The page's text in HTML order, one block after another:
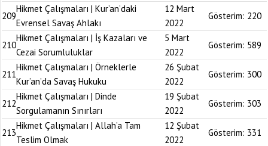
209
Hikmet Çalışmaları | Kur’an’daki
Evrensel Savaş Ahlakı
12 Mart
2022
Gösterim: 220
210
Hikmet Çalışmaları | İş Kazaları ve
Cezai Sorumluluklar
5 Mart
2022
Gösterim: 589
211
Hikmet Çalışmaları | Örneklerle
Kur’an’da Savaş Hukuku
26 Şubat
2022
Gösterim: 300
212
Hikmet Çalışmaları | Dinde
Sorgulamanın Sınırları
19 Şubat
2022
Gösterim: 303
213
Hikmet Çalışmaları | Allah’a Tam
Teslim Olmak
12 Şubat
2022
Gösterim: 331